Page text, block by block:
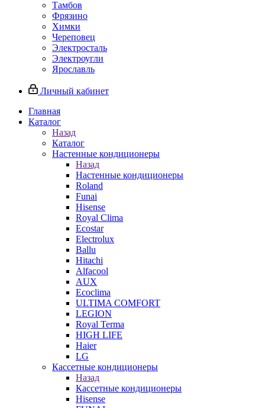
Тамбов
Фрязино
Химки
Череповец
Электросталь
Электроугли
Ярославль
Личный кабинет
Главная
Каталог
Назад
Каталог
Настенные кондиционеры
Назад
Настенные кондиционеры
Roland
Funai
Hisense
Royal Clima
Ecostar
Electrolux
Ballu
Hitachi
Alfacool
AUX
Ecoclima
ULTIMA COMFORT
LEGION
Royal Terma
HIGH LIFE
Haier
LG
Кассетные кондиционеры
Назад
Кассетные кондиционеры
Hisense